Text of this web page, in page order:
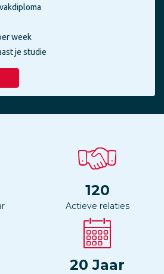
week
je studie
120
Actieve relaties
20 Jaar